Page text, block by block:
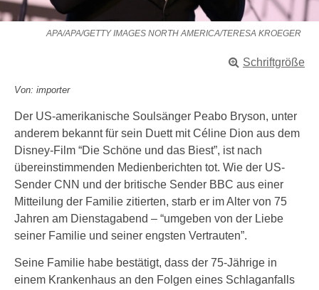
APA/APA/GETTY IMAGES NORTH AMERICA/TERESA KROEGER
Schriftgröße
Von: importer
Der US-amerikanische Soulsänger Peabo Bryson, unter
anderem bekannt für sein Duett mit Céline Dion aus dem
Disney-Film “Die Schöne und das Biest”, ist nach
übereinstimmenden Medienberichten tot. Wie der US-
Sender CNN und der britische Sender BBC aus einer
Mitteilung der Familie zitierten, starb er im Alter von 75
Jahren am Dienstagabend – “umgeben von der Liebe
seiner Familie und seiner engsten Vertrauten”.
Seine Familie habe bestätigt, dass der 75-Jährige in
einem Krankenhaus an den Folgen eines Schlaganfalls